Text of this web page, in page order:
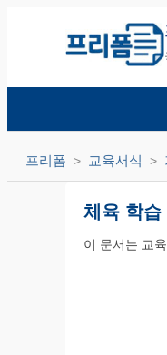
프리폼 교육서식
체육 학습
이 문서는 교